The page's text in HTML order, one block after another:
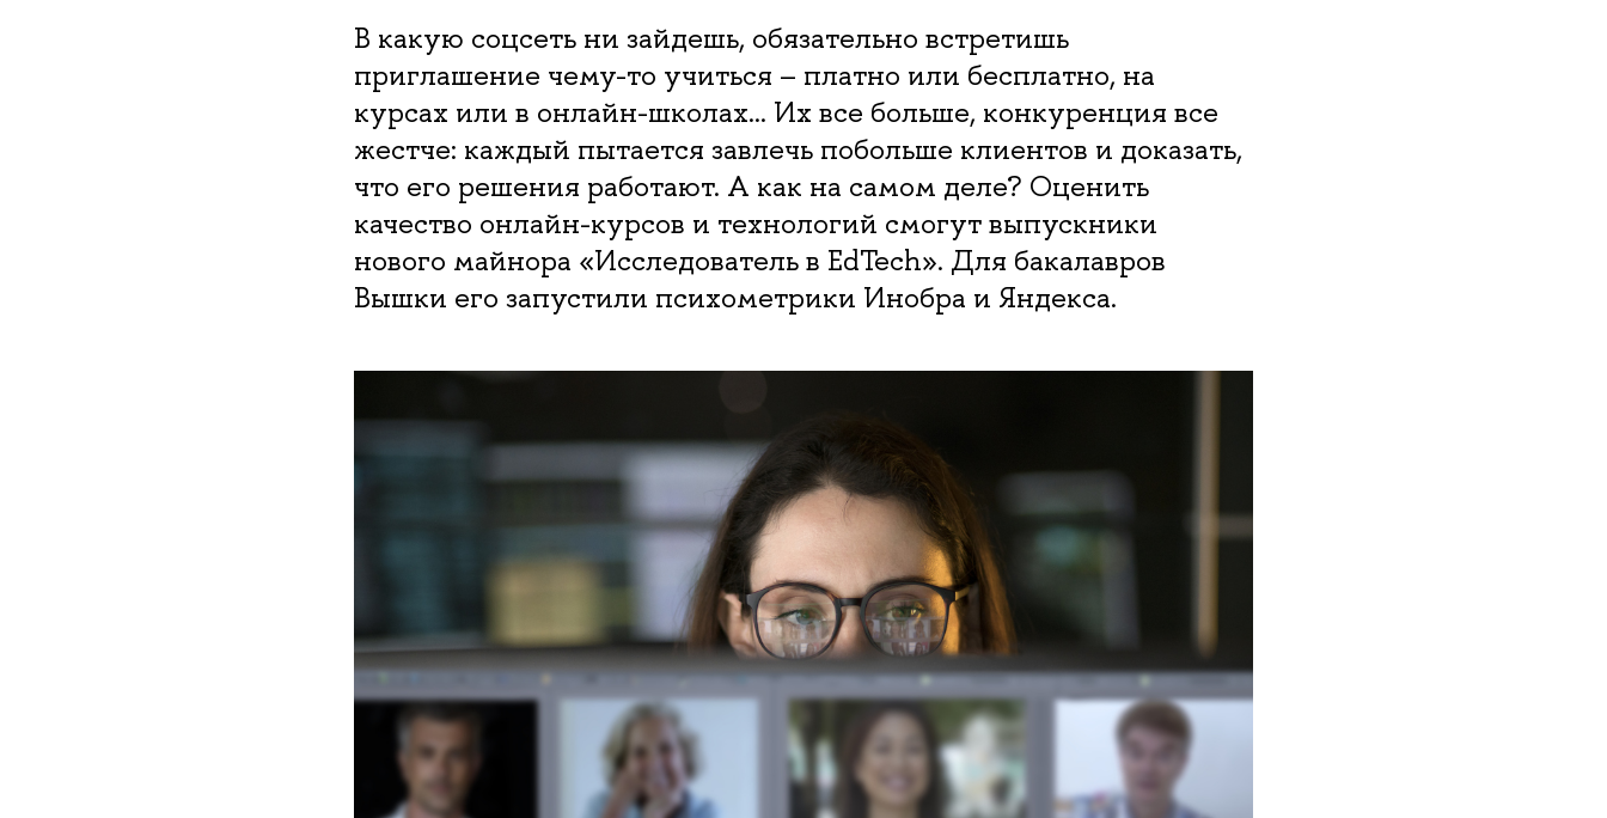
В какую соцсеть ни зайдешь, обязательно встретишь
приглашение чему-то учиться – платно или бесплатно, на
курсах или в онлайн-школах… Их все больше, конкуренция все
жестче: каждый пытается завлечь побольше клиентов и доказать,
что его решения работают. А как на самом деле? Оценить
качество онлайн-курсов и технологий смогут выпускники
нового майнора «Исследователь в EdTech». Для бакалавров
Вышки его запустили психометрики Инобра и Яндекса.